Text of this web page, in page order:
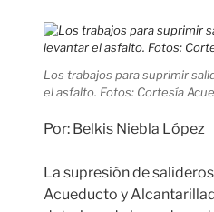
Los trabajos para suprimir
el asfalto. Fotos: Cortesía
Por: Belkis Niebla López
La supresión de
Acueducto y